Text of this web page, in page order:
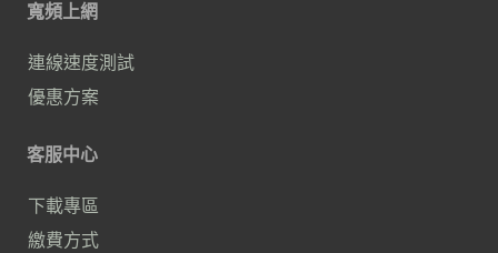
寬頻上網
連線速度測試
優惠方案
客服中心
下載專區
繳費方式